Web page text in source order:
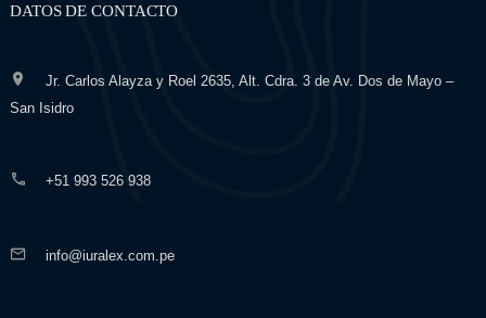
DATOS DE CONTACTO
Jr. Carlos Alayza y Roel 2635, Alt. Cdra. 3 de Av. Dos de Mayo –
San Isidro
+51 993 526 938
info@iuralex.com.pe